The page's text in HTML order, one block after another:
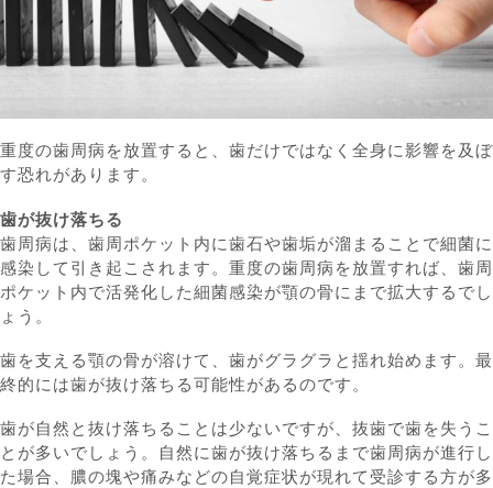
重度の歯周病を放置すると、歯だけではなく全身に影響を及ぼ
す恐れがあります。
歯が抜け落ちる
歯周病は、歯周ポケット内に歯石や歯垢が溜まることで細菌に
感染して引き起こされます。重度の歯周病を放置すれば、歯周
ポケット内で活発化した細菌感染が顎の骨にまで拡大するでし
ょう。
歯を支える顎の骨が溶けて、歯がグラグラと揺れ始めます。最
終的には歯が抜け落ちる可能性があるのです。
歯が自然と抜け落ちることは少ないですが、抜歯で歯を失うこ
とが多いでしょう。自然に歯が抜け落ちるまで歯周病が進行し
た場合、膿の塊や痛みなどの自覚症状が現れて受診する方が多